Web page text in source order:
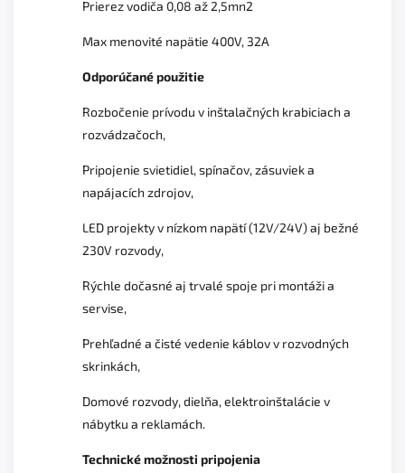
Prierez vodiča 0,08 až 2,5mn2
Max menovité napätie 400V, 32A
Odporúčané použitie
Rozbočenie prívodu v inštalačných krabiciach a
rozvádzačoch,
Pripojenie svietidiel, spínačov, zásuviek a
napájacích zdrojov,
LED projekty v nízkom napätí (12V/24V) aj bežné
230V rozvody,
Rýchle dočasné aj trvalé spoje pri montáži a
servise,
Prehľadné a čisté vedenie káblov v rozvodných
skrinkách,
Domové rozvody, dielňa, elektroinštalácie v
nábytku a reklamách.
Technické možnosti pripojenia